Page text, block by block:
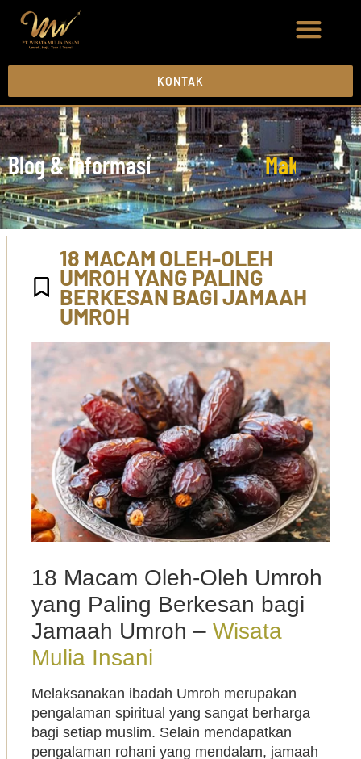
KONTAK
Blog & Informasi MakkahMa
18 MACAM OLEH-OLEH
UMROH YANG PALING
BERKESAN BAGI JAMAAH
UMROH
18 Macam Oleh-Oleh Umroh
yang Paling Berkesan bagi
Jamaah Umroh – Wisata
Mulia Insani
Melaksanakan ibadah Umroh merupakan
pengalaman spiritual yang sangat berharga
bagi setiap muslim. Selain mendapatkan
pengalaman rohani yang mendalam, jamaah